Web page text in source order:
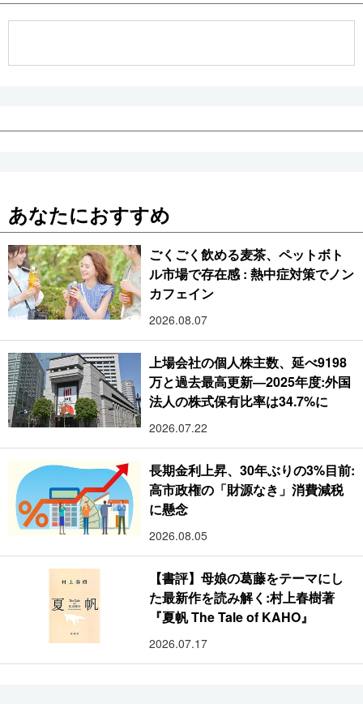
あなたにおすすめ
ごくごく飲める麦茶、ペットボト
ル市場で存在感 : 熱中症対策でノン
カフェイン
2026.08.07
上場会社の個人株主数、延べ9198
万と過去最高更新―2025年度:外国
法人の株式保有比率は34.7%に
2026.07.22
長期金利上昇、30年ぶりの3%目前:
高市政権の「財源なき」消費減税
に懸念
2026.08.05
【書評】母娘の葛藤をテーマにし
た最新作を読み解く:村上春樹著
『夏帆 The Tale of KAHO』
2026.07.17